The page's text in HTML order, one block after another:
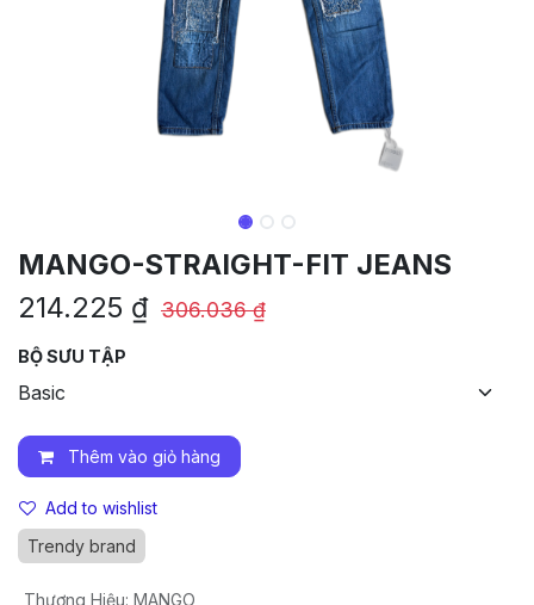
MANGO-STRAIGHT-FIT JEANS
214.225 ₫ 306.036₫
BỘ SƯU TẬP
Thêm vào giỏ hàng
Add to wishlist
Trendy brand
Thương Hiệu: MANGO